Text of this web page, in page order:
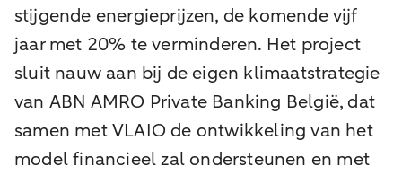
stijgende energieprijzen, de komende vijf
jaar met 20% te verminderen. Het project
sluit nauw aan bij de eigen klimaatstrategie
van ABN AMRO Private Banking België, dat
samen met VLAIO de ontwikkeling van het
model financieel zal ondersteunen en met